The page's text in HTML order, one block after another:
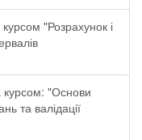
"Розрахунок і
курсом: "Основи
та валідації